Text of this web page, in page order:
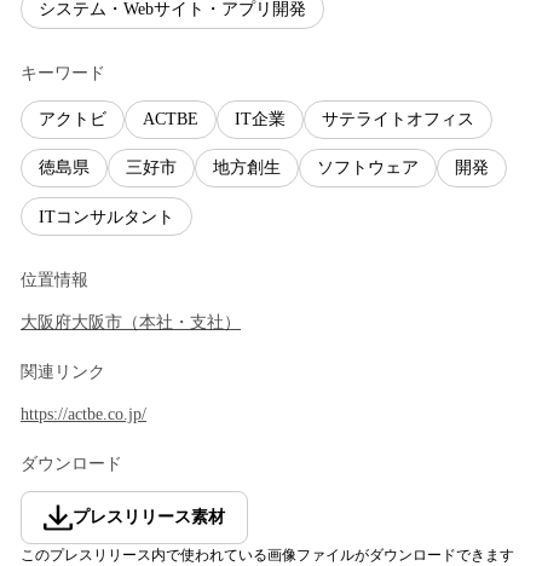
システム・Webサイト・アプリ開発
キーワード
アクトビ ACTBE IT企業 サテライトオフィス
徳島県 三好市 地方創生 ソフトウェア 開発
ITコンサルタント
位置情報
大阪府大阪市 （本社・支社 ）
関連リンク
https://actbe.co.jp/
ダウンロード
プレスリリース素材
このプレスリリース内で使われている画像ファイルがダウンロードできます